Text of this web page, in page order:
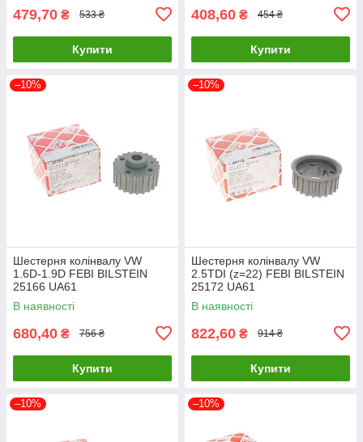
479,70 ₴ 533 ₴
Купити
408,60 ₴ 454 ₴
Купити
–10%
Шестерня колінвалу VW
1.6D-1.9D FEBI BILSTEIN
25166 UA61
В наявності
680,40 ₴ 756 ₴
Купити
–10%
Шестерня колінвалу VW
2.5TDI (z=22) FEBI BILSTEIN
25172 UA61
В наявності
822,60 ₴ 914 ₴
Купити
–10% –10%